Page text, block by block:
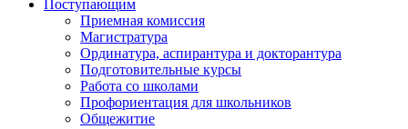
Поступающим
Приемная комиссия
Магистратура
Ординатура, аспирантура и докторантура
Подготовительные курсы
Работа со школами
Профориентация для школьников
Общежитие